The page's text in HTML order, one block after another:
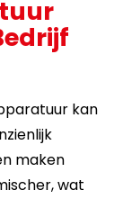
kan
maken
wat